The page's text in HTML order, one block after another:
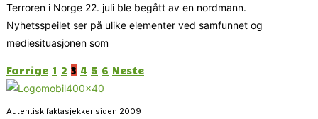
Terroren i Norge 22. juli ble begått av en nordmann.
Nyhetsspeilet ser på ulike elementer ved samfunnet og
mediesituasjonen som
Forrige 1 2 3 4 5 6 Neste
Autentisk faktasjekker siden 2009